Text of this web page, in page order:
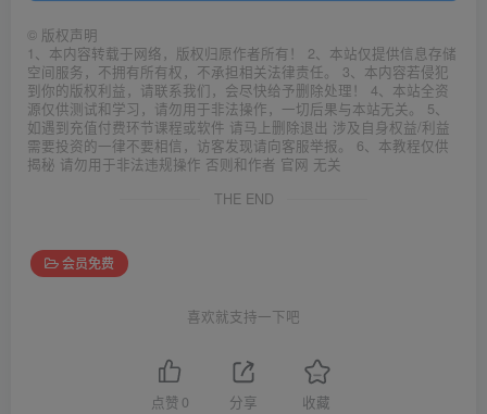
© 版权声明
1、本内容转载于网络，版权归原作者所有！ 2、本站仅提供信息存储
空间服务，不拥有所有权，不承担相关法律责任。 3、本内容若侵犯
到你的版权利益，请联系我们，会尽快给予删除处理！ 4、本站全资
源仅供测试和学习，请勿用于非法操作，一切后果与本站无关。 5、
如遇到充值付费环节课程或软件 请马上删除退出 涉及自身权益/利益
需要投资的一律不要相信，访客发现请向客服举报。 6、本教程仅供
揭秘 请勿用于非法违规操作 否则和作者 官网 无关
THE END
会员免费
喜欢就支持一下吧
点赞 0 分享 收藏